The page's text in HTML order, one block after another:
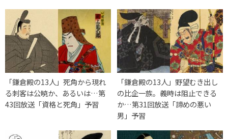
「鎌倉殿の13人」死角から現れ
る刺客は公暁か、あるいは…第
43回放送「資格と死角」予習
「鎌倉殿の13人」野望むき出し
の比企一族。義時は阻止できる
か…第31回放送「諦めの悪い
男」予習